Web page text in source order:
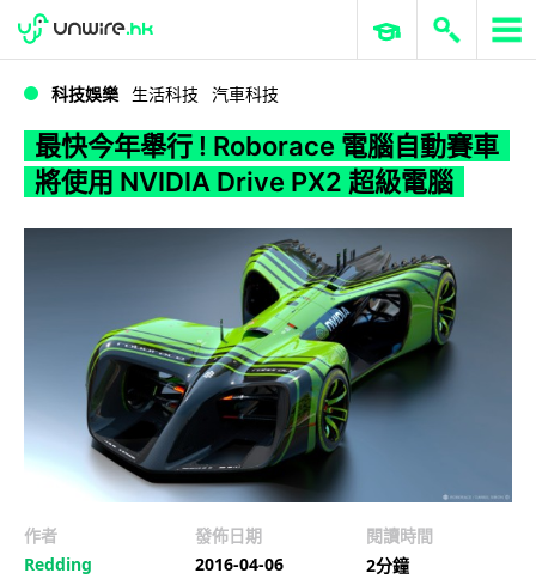
WWDC 2026 ERP 與商業 AI
科技娛樂 生活科技 汽車科技
最快今年舉行 ! Roborace 電腦自動賽車
將使用 NVIDIA Drive PX2 超級電腦
作者
Redding
發佈日期
2016-04-06
閱讀時間
2分鐘